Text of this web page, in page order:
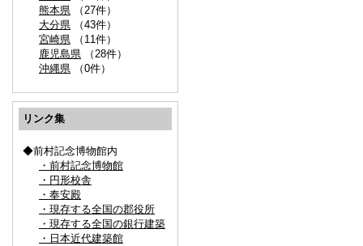
熊本県 （27件）
大分県 （43件）
宮崎県 （11件）
鹿児島県 （28件）
沖縄県 （0件）
リンク集
◆前村記念博物館内
・前村記念博物館
・円形校舎
・奉安殿
・現存する全国の郡役所
・現存する全国の銀行建築
・日本近代建築館